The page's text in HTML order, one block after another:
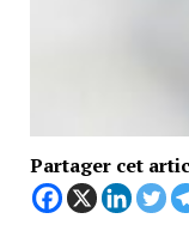
Partager cet